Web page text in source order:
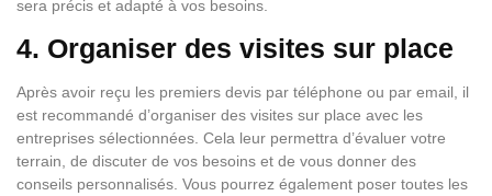
sera précis et adapté à vos besoins.
4. Organiser des visites sur place
Après avoir reçu les premiers devis par téléphone ou par email, il
est recommandé d’organiser des visites sur place avec les
entreprises sélectionnées. Cela leur permettra d’évaluer votre
terrain, de discuter de vos besoins et de vous donner des
conseils personnalisés. Vous pourrez également poser toutes les